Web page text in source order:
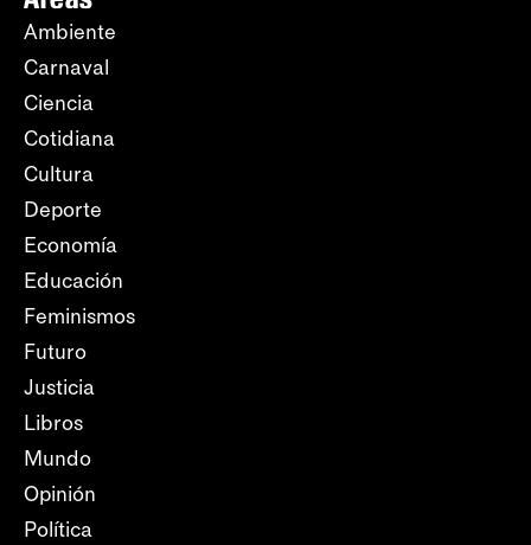
Ambiente
Carnaval
Ciencia
Cotidiana
Cultura
Deporte
Economía
Educación
Feminismos
Futuro
Justicia
Libros
Mundo
Opinión
Política